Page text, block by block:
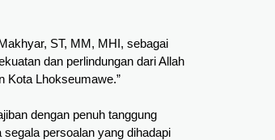
ST, MM, MHI, sebagai
dan perlindungan dari Allah
Kota Lhokseumawe.”
dengan penuh tanggung
persoalan yang dihadapi